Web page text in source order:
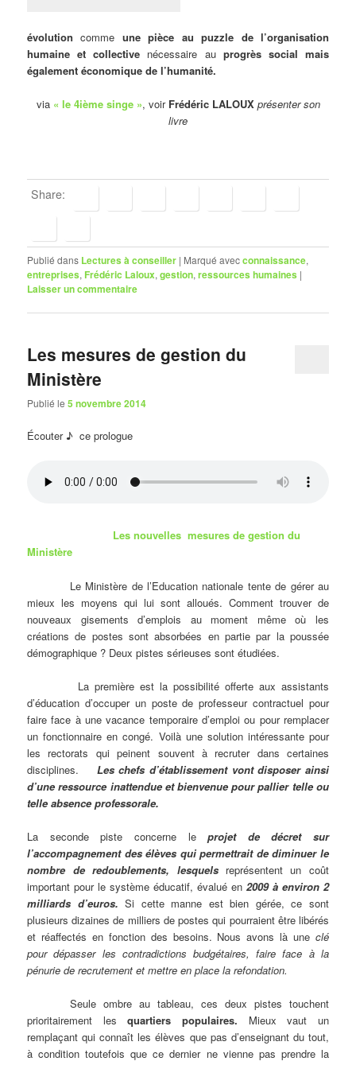
évolution comme une pièce au puzzle de l’organisation
humaine et collective nécessaire au progrès social mais
également économique de l’humanité.
via« le 4ième singe », voir Frédéric LALOUX présenter son
livre
Share:
Publié dans Lectures à conseiller | Marqué avecconnaissance,
entreprises, Frédéric Laloux,gestion,ressources humaines |
Laisser un commentaire
Les mesures de gestion du
Ministère
Publié le5 novembre 2014
Écouter ♪ ce prologue
Les nouvelles mesures de gestion du
Ministère
Le Ministère de l’Education nationale tente de gérer au
mieux les moyens qui lui sont alloués. Comment trouver de
nouveaux gisements d’emplois au moment même où les
créations de postes sont absorbées en partie par la poussée
démographique ? Deux pistes sérieuses sont étudiées.
La première est la possibilité offerte aux assistants
d’éducation d’occuper un poste de professeur contractuel pour
faire face à une vacance temporaire d’emploi ou pour remplacer
un fonctionnaire en congé. Voilà une solution intéressante pour
les rectorats qui peinent souvent à recruter dans certaines
disciplines. Les chefs d’établissement vont disposer ainsi
d’une ressource inattendue et bienvenue pour pallier telle ou
telle absence professorale.
La seconde piste concerne leprojet de décret sur
l’accompagnement des élèves qui permettrait de diminuer le
nombre de redoublements, lesquels représentent un coût
important pour le système éducatif, évalué en 2009 à environ 2
milliards d’euros. Si cette manne est bien gérée, ce sont
plusieurs dizaines de milliers de postes qui pourraient être libérés
et réaffectés en fonction des besoins. Nous avons là une clé
pour dépasser les contradictions budgétaires, faire face à la
pénurie de recrutement et mettre en place la refondation.
Seule ombre au tableau, ces deux pistes touchent
prioritairement lesquartiers populaires. Mieux vaut un
remplaçant qui connaît les élèves que pas d’enseignant du tout,
à condition toutefois que ce dernier ne vienne pas prendre la